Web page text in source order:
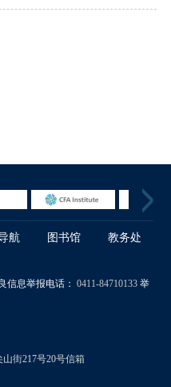
航 图书馆
教务处
信息举报电话： 0411-84710133 举
街217号20号信箱